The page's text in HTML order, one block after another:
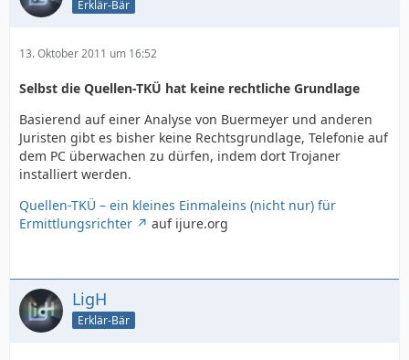
Erklär-Bär
13. Oktober 2011 um 16:52
Selbst die Quellen-TKÜ hat keine rechtliche Grundlage
Basierend auf einer Analyse von Buermeyer und anderen
Juristen gibt es bisher keine Rechtsgrundlage, Telefonie auf
dem PC überwachen zu dürfen, indem dort Trojaner
installiert werden.
Quellen-TKÜ – ein kleines Einmaleins (nicht nur) für
Ermittlungsrichter
auf ijure.org
LigH
Erklär-Bär